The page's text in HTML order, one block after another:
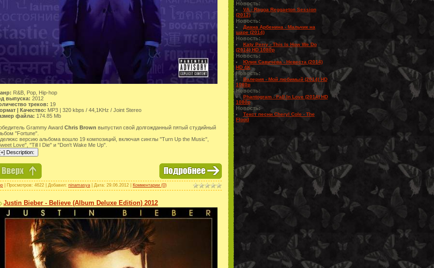
R&B, Pop, Hip-hop
выпуска: 2012
треков: 19
| Качество: MP3 | 320 kbps / 44,1KHz / Joint Stereo
файла: 174.85 Mb
Grammy Award Chris Brown выпустил свой долгожданный пятый студийный
"Fortune".
версию альбома вошло 19 композиций, включая синглы "Turn Up the Music",
Love", "Till I Die" и "Don't Wake Me Up".
| Просмотров: 4622 | Добавил: ninamasya | Дата: 29.06.2012 Комментарии (0)
Justin Bieber - Believe (Album Deluxe Edition) 2012
Новость:
VA - Ragga Reggaeton Session
(2012)
Новость:
Диана Арбенина - Мальчик на
шаре (2014)
Новость:
Katy Perry - This Is How We Do
(2014) HD 1080p
Новость:
Юлия Савичева - Невеста (2014)
HD 4K
Новость:
Валерия - Мой любимый (2014) HD
1080p
Новость:
Phantogram - Fall In Love (2014) HD
1080p
Новость:
Текст песни Cheryl Cole - The
Flood